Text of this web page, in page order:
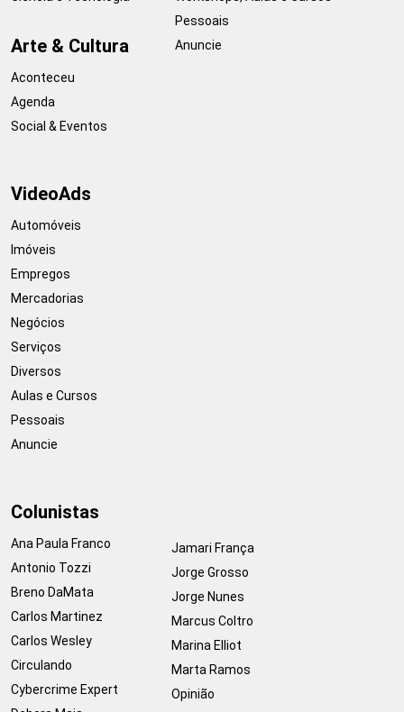
Arte & Cultura
Aconteceu
Agenda
Social & Eventos
Pessoais
Anuncie
VideoAds
Automóveis
Imóveis
Empregos
Mercadorias
Negócios
Serviços
Diversos
Aulas e Cursos
Pessoais
Anuncie
Colunistas
Ana Paula Franco
Antonio Tozzi
Breno DaMata
Carlos Martinez
Carlos Wesley
Circulando
Cybercrime Expert
Jamari França
Jorge Grosso
Jorge Nunes
Marcus Coltro
Marina Elliot
Marta Ramos
Opinião